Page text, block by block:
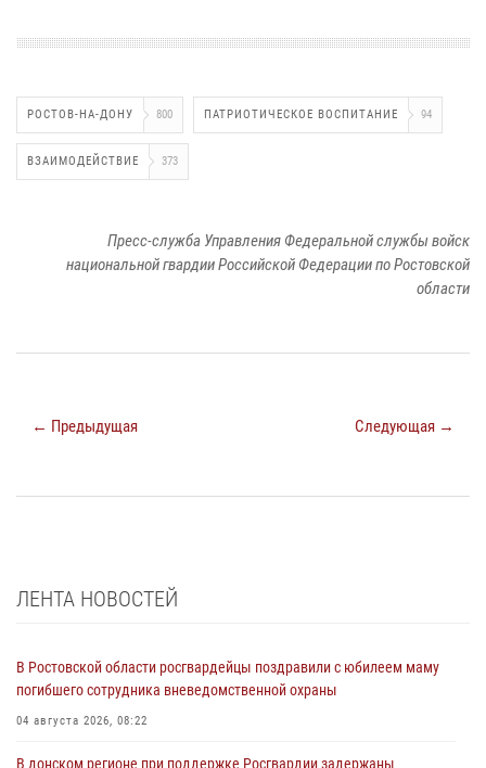
РОСТОВ-НА-ДОНУ 800 ПАТРИОТИЧЕСКОЕ ВОСПИТАНИЕ 94
ВЗАИМОДЕЙСТВИЕ 373
Пресс-служба Управления Федеральной службы войск
национальной гвардии Российской Федерации по Ростовской
области
← Предыдущая Следующая →
ЛЕНТА НОВОСТЕЙ
В Ростовской области росгвардейцы поздравили с юбилеем маму
погибшего сотрудника вневедомственной охраны
04 августа 2026, 08:22
В донском регионе при поддержке Росгвардии задержаны